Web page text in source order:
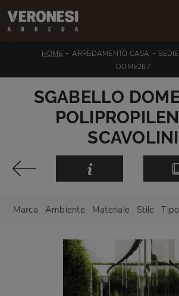
HOME - ARREDAMENTO CASA - SEDIE
DOME267
SGABELLO
SCAVOLINI
Marca Ambiente Materiale Stile